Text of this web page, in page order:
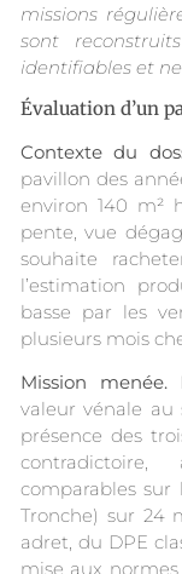
missions
sont
identifiables et
Évaluation d’un
Contexte du
pavillon des
environ 140 m²
pente, vue
souhaite
l’estimation
basse par les
plusieurs mois
Mission menée.
valeur vénale au
présence des
comparables sur
Tronche) sur 24
adret, du DPE
mise aux normes